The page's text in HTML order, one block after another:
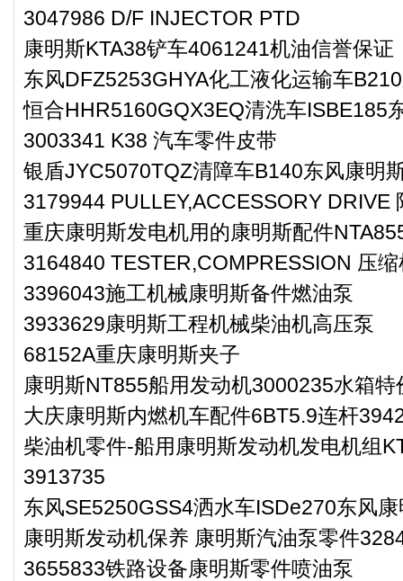
3047986 D/F INJECTOR PTD
康明斯KTA38铲车4061241机油信誉保证
东风DFZ5253GHYA化工液化运输车
恒合HHR5160GQX3EQ清洗车ISBE185
3003341 K38 汽车零件皮带
银盾JYC5070TQZ清障车B140东风康明
3179944 PULLEY,ACCESSORY DRIVE
重庆康明斯发电机用的康明斯配件
3164840 TESTER,COMPRESSION 压
3396043施工机械康明斯备件燃油泵
3933629康明斯工程机械柴油机高压泵
68152A重庆康明斯夹子
康明斯NT855船用发动机3000235水箱特
大庆康明斯内燃机车配件6BT5.9连杆
柴油机零件-船用康明斯发动机发电机组
3913735
东风SE5250GSS4洒水车ISDe270东风
康明斯发动机保养 康明斯汽油泵零件
3655833铁路设备康明斯零件喷油泵